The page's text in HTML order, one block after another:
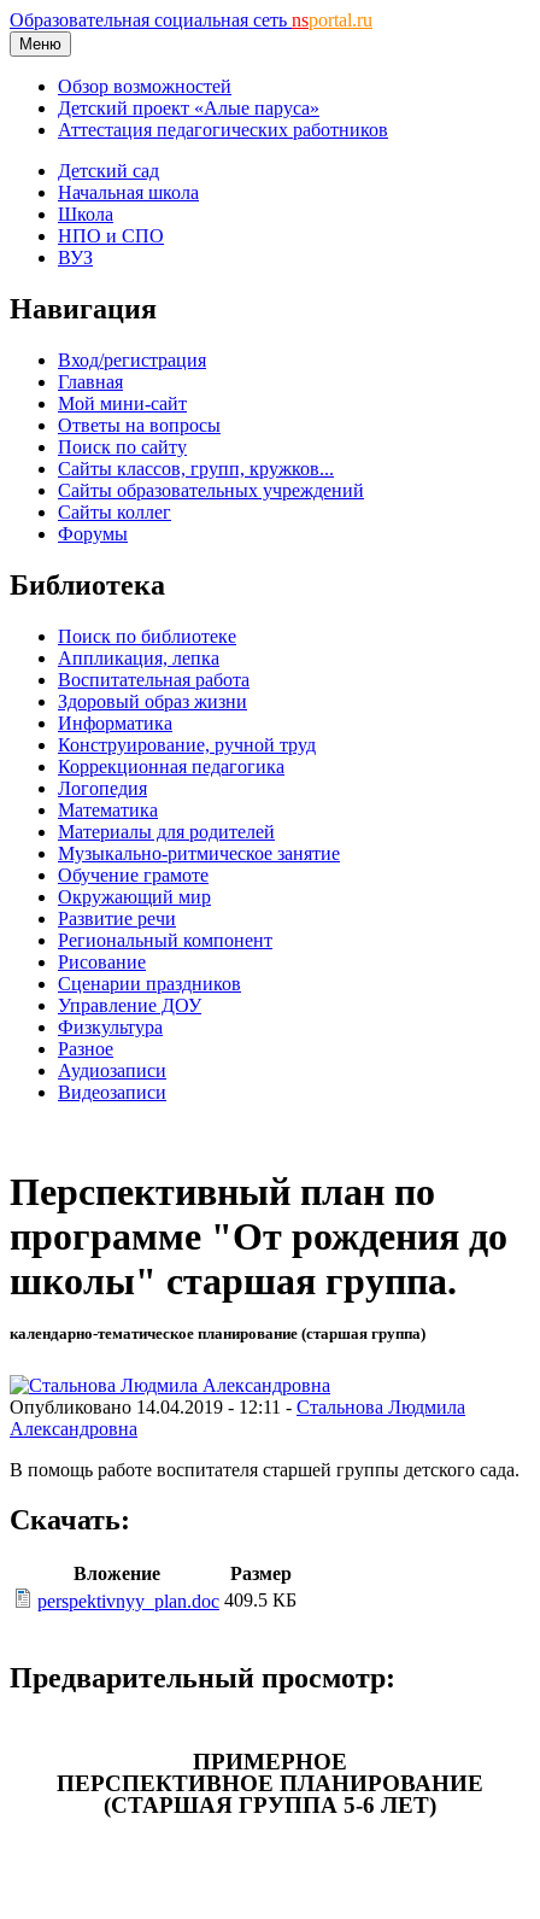
Образовательная социальная сеть nsportal.ru
Меню
Обзор возможностей
Детский проект «Алые паруса»
Аттестация педагогических работников
Детский сад
Начальная школа
Школа
НПО и СПО
ВУЗ
Навигация
Вход/регистрация
Главная
Мой мини-сайт
Ответы на вопросы
Поиск по сайту
Сайты классов, групп, кружков...
Сайты образовательных учреждений
Сайты коллег
Форумы
Библиотека
Поиск по библиотеке
Аппликация, лепка
Воспитательная работа
Здоровый образ жизни
Информатика
Конструирование, ручной труд
Коррекционная педагогика
Логопедия
Математика
Материалы для родителей
Музыкально-ритмическое занятие
Обучение грамоте
Окружающий мир
Развитие речи
Региональный компонент
Рисование
Сценарии праздников
Управление ДОУ
Физкультура
Разное
Аудиозаписи
Видеозаписи
Перспективный план по
программе "От рождения до
школы" старшая группа.
календарно-тематическое планирование (старшая группа)
Опубликовано 14.04.2019 - 12:11 - Стальнова Людмила
Александровна
В помощь работе воспитателя старшей группы детского сада.
Скачать:
Вложение
Размер
perspektivnyy_plan.doc 409.5 КБ
Предварительный просмотр:
ПРИМЕРНОЕ
ПЕРСПЕКТИВНОЕ ПЛАНИРОВАНИЕ
(СТАРШАЯ ГРУППА 5-6 ЛЕТ)